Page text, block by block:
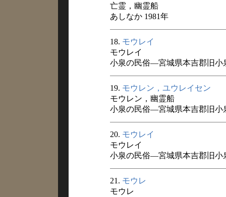
亡霊，幽霊船
あしなか 1981年
18. モウレイ
モウレイ
小泉の民俗―宮城県本吉郡旧小
19. モウレン，ユウレイセン
モウレン，幽霊船
小泉の民俗―宮城県本吉郡旧小
20. モウレイ
モウレイ
小泉の民俗―宮城県本吉郡旧小
21. モウレ
モウレ